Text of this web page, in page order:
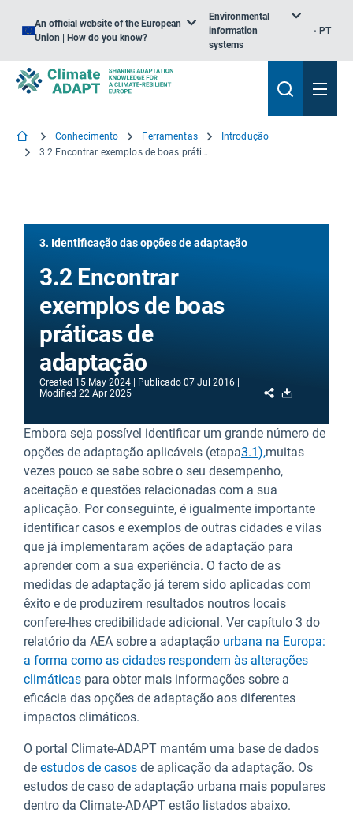
An official website of the European
Union | How do you know?
Environmental
information
systems
PT
Conhecimento Ferramentas
Introdução
3.2 Encontrar exemplos de boas práticas de adaptação
3. Identificação das opções de adaptação
3.2 Encontrar
exemplos de boas
práticas de
adaptação
Created 15 May 2024 Publicado 07 Jul 2016
Modified 22 Apr 2025 Share
Embora seja possível identificar um grande número de
opções de adaptação aplicáveis (etapa3.1),muitas
vezes pouco se sabe sobre o seu desempenho,
aceitação e questões relacionadas com a sua
aplicação. Por conseguinte, é igualmente importante
identificar casos e exemplos de outras cidades e vilas
que já implementaram ações de adaptação para
aprender com a sua experiência. O facto de as
medidas de adaptação já terem sido aplicadas com
êxito e de produzirem resultados noutros locais
confere-lhes credibilidade adicional. Ver capítulo 3 do
relatório da AEA sobre a adaptação urbana na Europa:
a forma como as cidades respondem às alterações
climáticas para obter mais informações sobre a
eficácia das opções de adaptação aos diferentes
impactos climáticos.
O portal Climate-ADAPT mantém uma base de dados
de estudos de casos de aplicação da adaptação. Os
estudos de caso de adaptação urbana mais populares
dentro da Climate-ADAPT estão listados abaixo.